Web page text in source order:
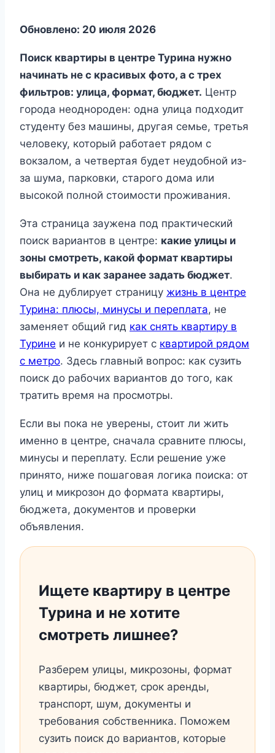
Обновлено: 20 июля 2026
Поиск квартиры в центре Турина нужно
начинать не с красивых фото, а с трех
фильтров: улица, формат, бюджет. Центр
города неоднороден: одна улица подходит
студенту без машины, другая семье, третья
человеку, который работает рядом с
вокзалом, а четвертая будет неудобной из-
за шума, парковки, старого дома или
высокой полной стоимости проживания.
Эта страница заужена под практический
поиск вариантов в центре: какие улицы и
зоны смотреть, какой формат квартиры
выбирать и как заранее задать бюджет.
Она не дублирует страницу жизнь в центре
Турина: плюсы, минусы и переплата, не
заменяет общий гид как снять квартиру в
Турине и не конкурирует с квартирой рядом
с метро. Здесь главный вопрос: как сузить
поиск до рабочих вариантов до того, как
тратить время на просмотры.
Если вы пока не уверены, стоит ли жить
именно в центре, сначала сравните плюсы,
минусы и переплату. Если решение уже
принято, ниже пошаговая логика поиска: от
улиц и микрозон до формата квартиры,
бюджета, документов и проверки
объявления.
Ищете квартиру в центре
Турина и не хотите
смотреть лишнее?
Разберем улицы, микрозоны, формат
квартиры, бюджет, срок аренды,
транспорт, шум, документы и
требования собственника. Поможем
сузить поиск до вариантов, которые